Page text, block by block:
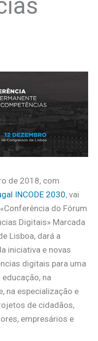
de 2018, com
INCODE 2030, vai
do Fórum
Digitais» Marcada
Lisboa, dará a
iniciativa e novas
digitais para uma
educação, na
na especialização e
de cidadãos,
empresários e